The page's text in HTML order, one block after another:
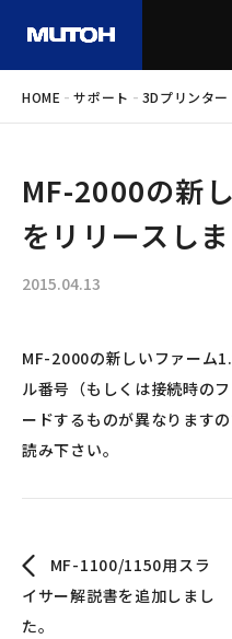
HOME -サポート - 3Dプリンター
MF-2000の新
をリリースしま
2015.04.13
MF-2000の新しいファーム
ル番号（もしくは接続時の
ードするものが異なります
読み下さい。
MF-1100/1150用スラ
イサー解説書を追加しまし
た。